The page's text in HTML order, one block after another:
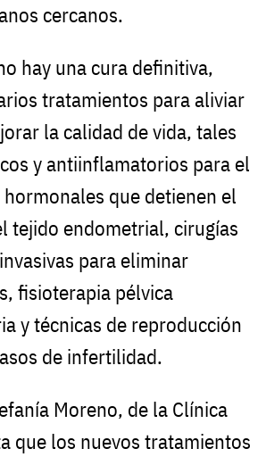
cercanos.
hay una cura definitiva,
tratamientos para aliviar
la calidad de vida, tales
y antiinflamatorios para el
que detienen el
tejido endometrial, cirugías
para eliminar
fisioterapia pélvica
y técnicas de reproducción
de infertilidad.
Moreno, de la Clínica
que los nuevos tratamientos